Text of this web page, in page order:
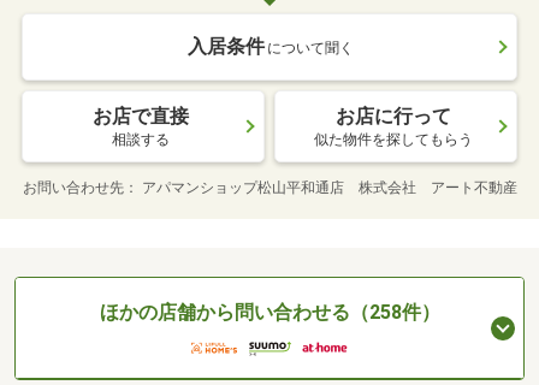
入居条件 について聞く
お店で直接
相談する
お店に行って
似た物件を探してもらう
お問い合わせ先 アパマンショップ松山平和通店 株式会社 アート不動産
ほかの店舗から問い合わせる（258件）